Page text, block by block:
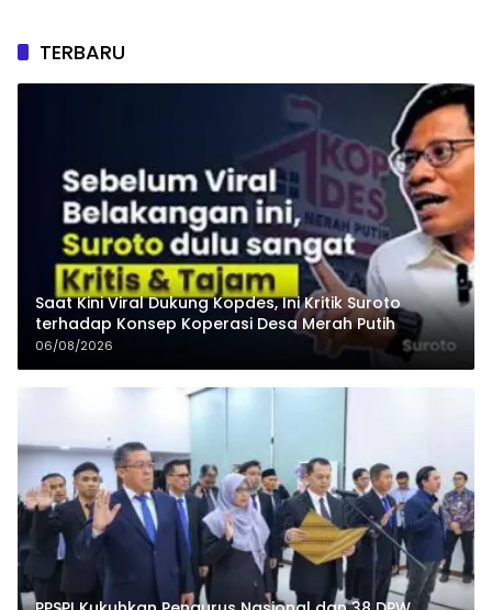
TERBARU
Saat Kini Viral Dukung Kopdes, Ini Kritik Suroto
terhadap Konsep Koperasi Desa Merah Putih
06/08/2026